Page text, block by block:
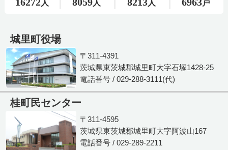
城里町役場
〒311-4391
茨城県東茨城郡城里町大字石塚1428-25
電話番号 / 029-288-3111(代)
桂町民センター
〒311-4595
茨城県東茨城郡城里町大字阿波山167
電話番号 / 029-289-2211